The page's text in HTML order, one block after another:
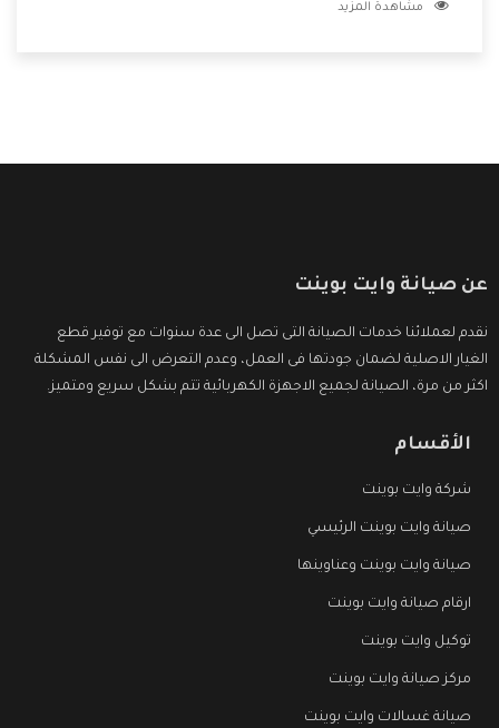
الشركة بها والتى تكون منها خدمة الصيانة التى تكون من أهم
مشاهدة المزيد
عن صيانة وايت بوينت
نقدم لعملائنا خدمات الصيانة التى تصل الى عدة سنوات مع توفير قطع
الغيار الاصلية لضمان جودتها فى العمل، وعدم التعرض الى نفس المشكلة
اكثر من مرة، الصيانة لجميع الاجهزة الكهربائية تتم بشكل سريع ومتميز.
الأقسام
شركة وايت بوينت
صيانة وايت بوينت الرئيسي
صيانة وايت بوينت وعناوينها
ارقام صيانة وايت بوينت
توكيل وايت بوينت
مركز صيانة وايت بوينت
صيانة غسالات وايت بوينت